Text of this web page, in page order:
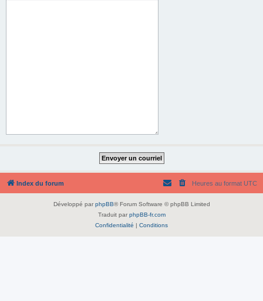
Index du forum Heures au format UTC
Développé par phpBB® Forum Software © phpBB Limited
Traduit par phpBB-fr.com
Confidentialité | Conditions